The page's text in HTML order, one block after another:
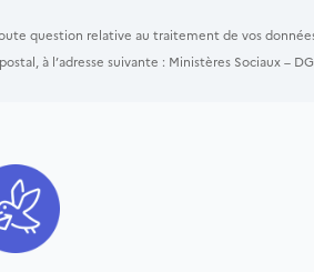
question relative au traitement de vos
à l’adresse suivante : Ministères Sociaux –